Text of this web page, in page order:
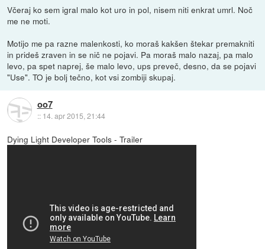
Včeraj ko sem igral malo kot uro in pol, nisem niti enkrat umrl. Noč
me ne moti.
Motijo me pa razne malenkosti, ko moraš kakšen štekar premakniti
in prideš zraven in se nič ne pojavi. Pa moraš malo nazaj, pa malo
levo, pa spet naprej, še malo levo, ups preveč, desno, da se pojavi
"Use". TO je bolj tečno, kot vsi zombiji skupaj.
oo7
:: 14. apr 2015, 21:44
Dying Light Developer Tools - Trailer